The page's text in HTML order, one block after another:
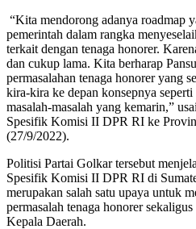
“Kita mendorong adanya roadmap
pemerintah dalam rangka
terkait dengan tenaga honorer.
dan cukup lama. Kita berharap
permasalahan tenaga honorer yang
kira-kira ke depan konsepnya
masalah-masalah yang kemarin,”
Spesifik Komisi II DPR RI ke
(27/9/2022).
Politisi Partai Golkar tersebut
Spesifik Komisi II DPR RI di
merupakan salah satu upaya untuk
permasalah tenaga honorer
Kepala Daerah.